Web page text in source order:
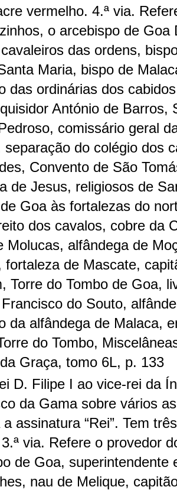
vermelho. 4.ª via.
o arcebispo de Goa
das ordens,
Maria, bispo de
das ordinárias dos
António de Barros,
comissário geral
separação do colégio dos
Convento de São
de Jesus, religiosos de
Goa às fortalezas do
dos cavalos, cobre da
Molucas, alfândega de
fortaleza de Mascate,
Torre do Tombo de Goa,
do Souto,
da alfândega de Malaca,
do Tombo,
Graça, tomo 6L, p. 133
D. Filipe I ao vice-rei da
da Gama sobre vários
assinatura “Rei”. Tem
via. Refere o provedor
de Goa, superintendente
nau de Melique,